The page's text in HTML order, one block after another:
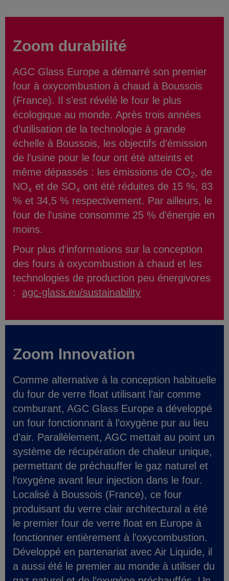
Zoom durabilité
AGC Glass Europe a démarré son premier
four à oxycombustion à chaud à Boussois
(France). Il s’est révélé le four le plus
écologique au monde. Après trois années
d’utilisation de la technologie à grande
échelle à Boussois, les objectifs d’émission
de l’usine pour le four ont été atteints et
même dépassés : les émissions de CO2, de
NOx et de SOx ont été réduites de 15 %, 83
% et 34,5 % respectivement. Par ailleurs, le
four de l’usine consomme 25 % d’énergie en
moins.
Pour plus d’informations sur la conception
des fours à oxycombustion à chaud et les
technologies de production peu énergivores
: agc-glass.eu/sustainability
Zoom Innovation
Comme alternative à la conception habituelle
du four de verre float utilisant l’air comme
comburant, AGC Glass Europe a développé
un four fonctionnant à l’oxygène pur au lieu
d’air. Parallèlement, AGC mettait au point un
système de récupération de chaleur unique,
permettant de préchauffer le gaz naturel et
l’oxygène avant leur injection dans le four.
Localisé à Boussois (France), ce four
produisant du verre clair architectural a été
le premier four de verre float en Europe à
fonctionner entièrement à l’oxycombustion.
Développé en partenariat avec Air Liquide, il
a aussi été le premier au monde à utiliser du